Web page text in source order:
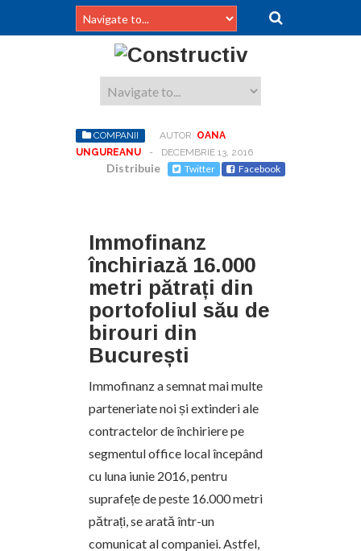
COMPANII AUTOR: OANA
UNGUREANU
- DECEMBRIE 13, 2016
Distribuie Twitter Facebook
Immofinanz
închiriază 16.000
metri pătrați din
portofoliul său de
birouri din
București
Immofinanz a semnat mai multe
parteneriate noi și extinderi ale
contractelor de închiriere pe
segmentul office local începând
cu luna iunie 2016, pentru
suprafețe de peste 16.000 metri
pătrați, se arată într-un
comunicat al companiei. Astfel,